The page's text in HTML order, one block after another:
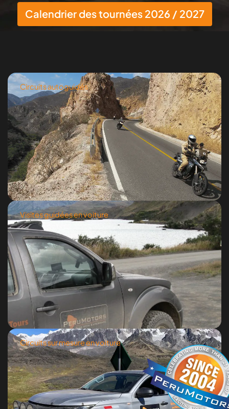
Calendrier des tournées 2026 / 2027
Circuits autoguidés
Visites guidées en voiture
Circuits sur mesure en voiture